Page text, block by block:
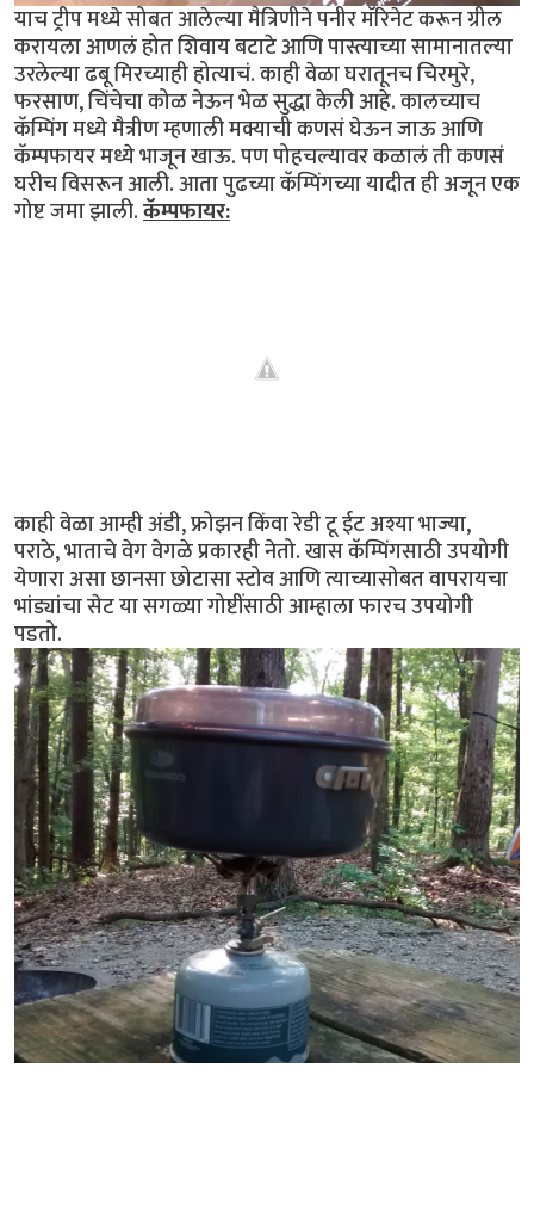
याच ट्रीप मध्ये सोबत आलेल्या मैत्रिणीने पनीर मॅरिनेट करून ग्रील
करायला आणलं होत शिवाय बटाटे आणि पास्त्याच्या सामानातल्या
उरलेल्या ढबू मिरच्याही होत्याचं. काही वेळा घरातूनच चिरमुरे,
फरसाण, चिंचेचा कोळ नेऊन भेळ सुद्धा केली आहे. कालच्याच
कॅम्पिंग मध्ये मैत्रीण म्हणाली मक्याची कणसं घेऊन जाऊ आणि
कॅम्पफायर मध्ये भाजून खाऊ. पण पोहचल्यावर कळालं ती कणसं
घरीच विसरून आली. आता पुढच्या कॅम्पिंगच्या यादीत ही अजून एक
गोष्ट जमा झाली.कॅम्पफायर:
काही वेळा आम्ही अंडी, फ्रोझन किंवा रेडी टू ईट अश्या भाज्या,
पराठे, भाताचे वेग वेगळे प्रकारही नेतो. खास कॅम्पिंगसाठी उपयोगी
येणारा असा छानसा छोटासा स्टोव आणि त्याच्यासोबत वापरायचा
भांड्यांचा सेट या सगळ्या गोष्टींसाठी आम्हाला फारच उपयोगी
पडतो.